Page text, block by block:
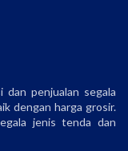
penjualan segala
dengan harga grosir.
jenis tenda dan